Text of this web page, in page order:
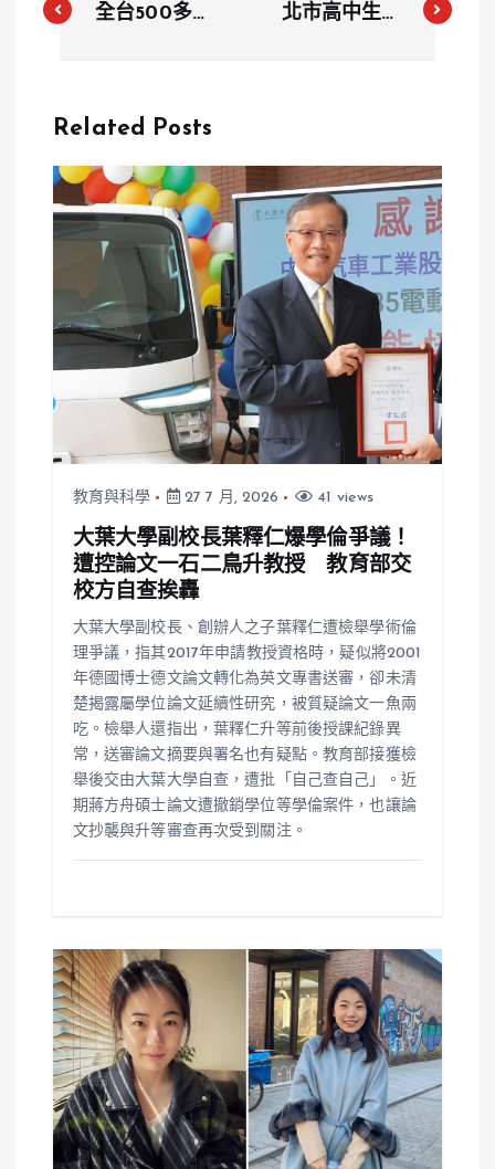
全台500多所
引發家長焦慮
北市高中生可
Related Posts
教育與科學 27 7 月, 2026 41 views
大葉大學副校長葉釋仁爆學倫爭議！
遭控論文一石二鳥升教授 教育部交
校方自查挨轟
大葉大學副校長、創辦人之子葉釋仁遭檢舉學術倫
理爭議，指其2017年申請教授資格時，疑似將2001
年德國博士德文論文轉化為英文專書送審，卻未清
楚揭露屬學位論文延續性研究，被質疑論文一魚兩
吃。檢舉人還指出，葉釋仁升等前後授課紀錄異
常，送審論文摘要與署名也有疑點。教育部接獲檢
舉後交由大葉大學自查，遭批「自己查自己」。近
期蔣方舟碩士論文遭撤銷學位等學倫案件，也讓論
文抄襲與升等審查再次受到關注。